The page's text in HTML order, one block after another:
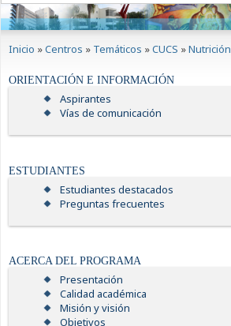
Inicio »Centros » Temáticos »CUCS »Nutrición
ORIENTACIÓN E INFORMACIÓN
Aspirantes
Vías de comunicación
ESTUDIANTES
Estudiantes destacados
Preguntas frecuentes
ACERCA DEL PROGRAMA
Presentación
Calidad académica
Misión y visión
Objetivos